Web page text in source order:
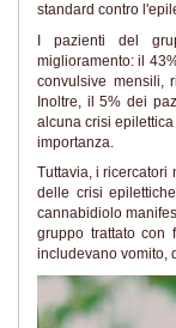
standard contro
I pazienti del
miglioramento: il
convulsive mensili,
Inoltre, il 5% dei
alcuna crisi
importanza.
Tuttavia, i ricercatori
delle crisi
cannabidiolo
gruppo trattato con
includevano vomito,